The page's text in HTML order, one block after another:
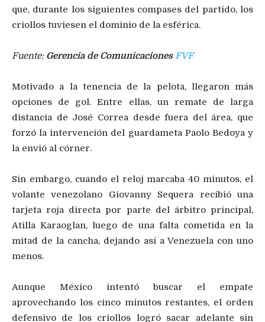
que, durante los siguientes compases del partido, los
criollos tuviesen el dominio de la esférica.
Fuente: ‍ Gerencia de ComunicacionesFVF
Motivado a la tenencia de la pelota, llegaron más
opciones de gol. Entre ellas, un remate de larga
distancia de José Correa desde fuera del área, que
forzó la intervención del guardameta Paolo Bedoya y
la envió al córner.
Sin embargo, cuando el reloj marcaba 40 minutos, el
volante venezolano Giovanny Sequera recibió una
tarjeta roja directa por parte del árbitro principal,
Atilla Karaoglan, luego de una falta cometida en la
mitad de la cancha, dejando así a Venezuela con uno
menos.
Aunque México intentó buscar el empate
aprovechando los cinco minutos restantes, el orden
defensivo de los criollos logró sacar adelante sin